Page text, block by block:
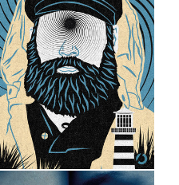
UKOJENIE
JEFF VANDERMEER
OPRAWA MIĘKKA
36,90 ZŁ